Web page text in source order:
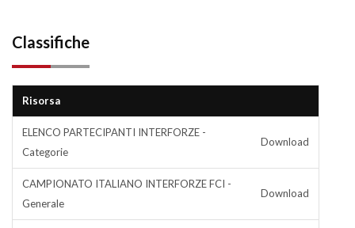
Classifiche
Risorsa
ELENCO PARTECIPANTI INTERFORZE -
Categorie
Download
CAMPIONATO ITALIANO INTERFORZE FCI -
Generale
Download